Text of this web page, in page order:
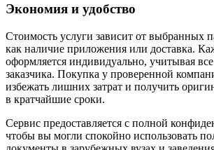
Экономия и удобство
Стоимость услуги зависит от выбранных
как наличие приложения или доставка.
оформляется индивидуально, учитывая
заказчика. Покупка у проверенной
избежать лишних затрат и получить
в кратчайшие сроки.
Сервис предоставляется с полной
чтобы вы могли спокойно использовать